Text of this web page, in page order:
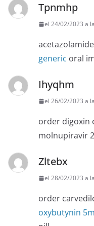
Tpnmhp
el 24/02/2023 a
generic oral
Ihyqhm
el 26/02/2023 a
order digoxin
molnupiravir
Zltebx
el 28/02/2023 a
order
oxybutynin